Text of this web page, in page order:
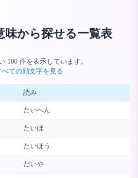
味から探せる一覧表
100件を表示しています。
べての顔文字を見る
読み
たいへん
たいほ
たいほう
だいや